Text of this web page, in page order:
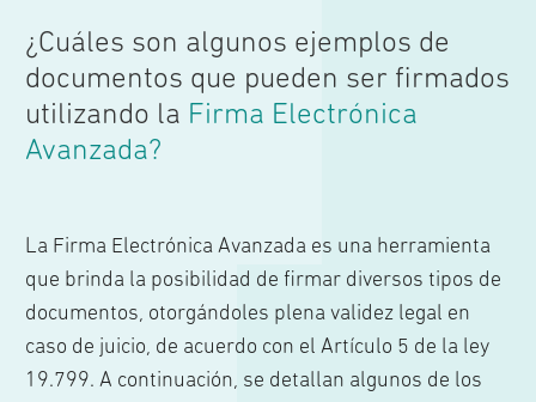
¿Cuáles son algunos ejemplos de
documentos que pueden ser firmados
utilizando la Firma Electrónica
Avanzada?
La Firma Electrónica Avanzada es una herramienta
que brinda la posibilidad de firmar diversos tipos de
documentos, otorgándoles plena validez legal en
caso de juicio, de acuerdo con el Artículo 5 de la ley
19.799. A continuación, se detallan algunos de los